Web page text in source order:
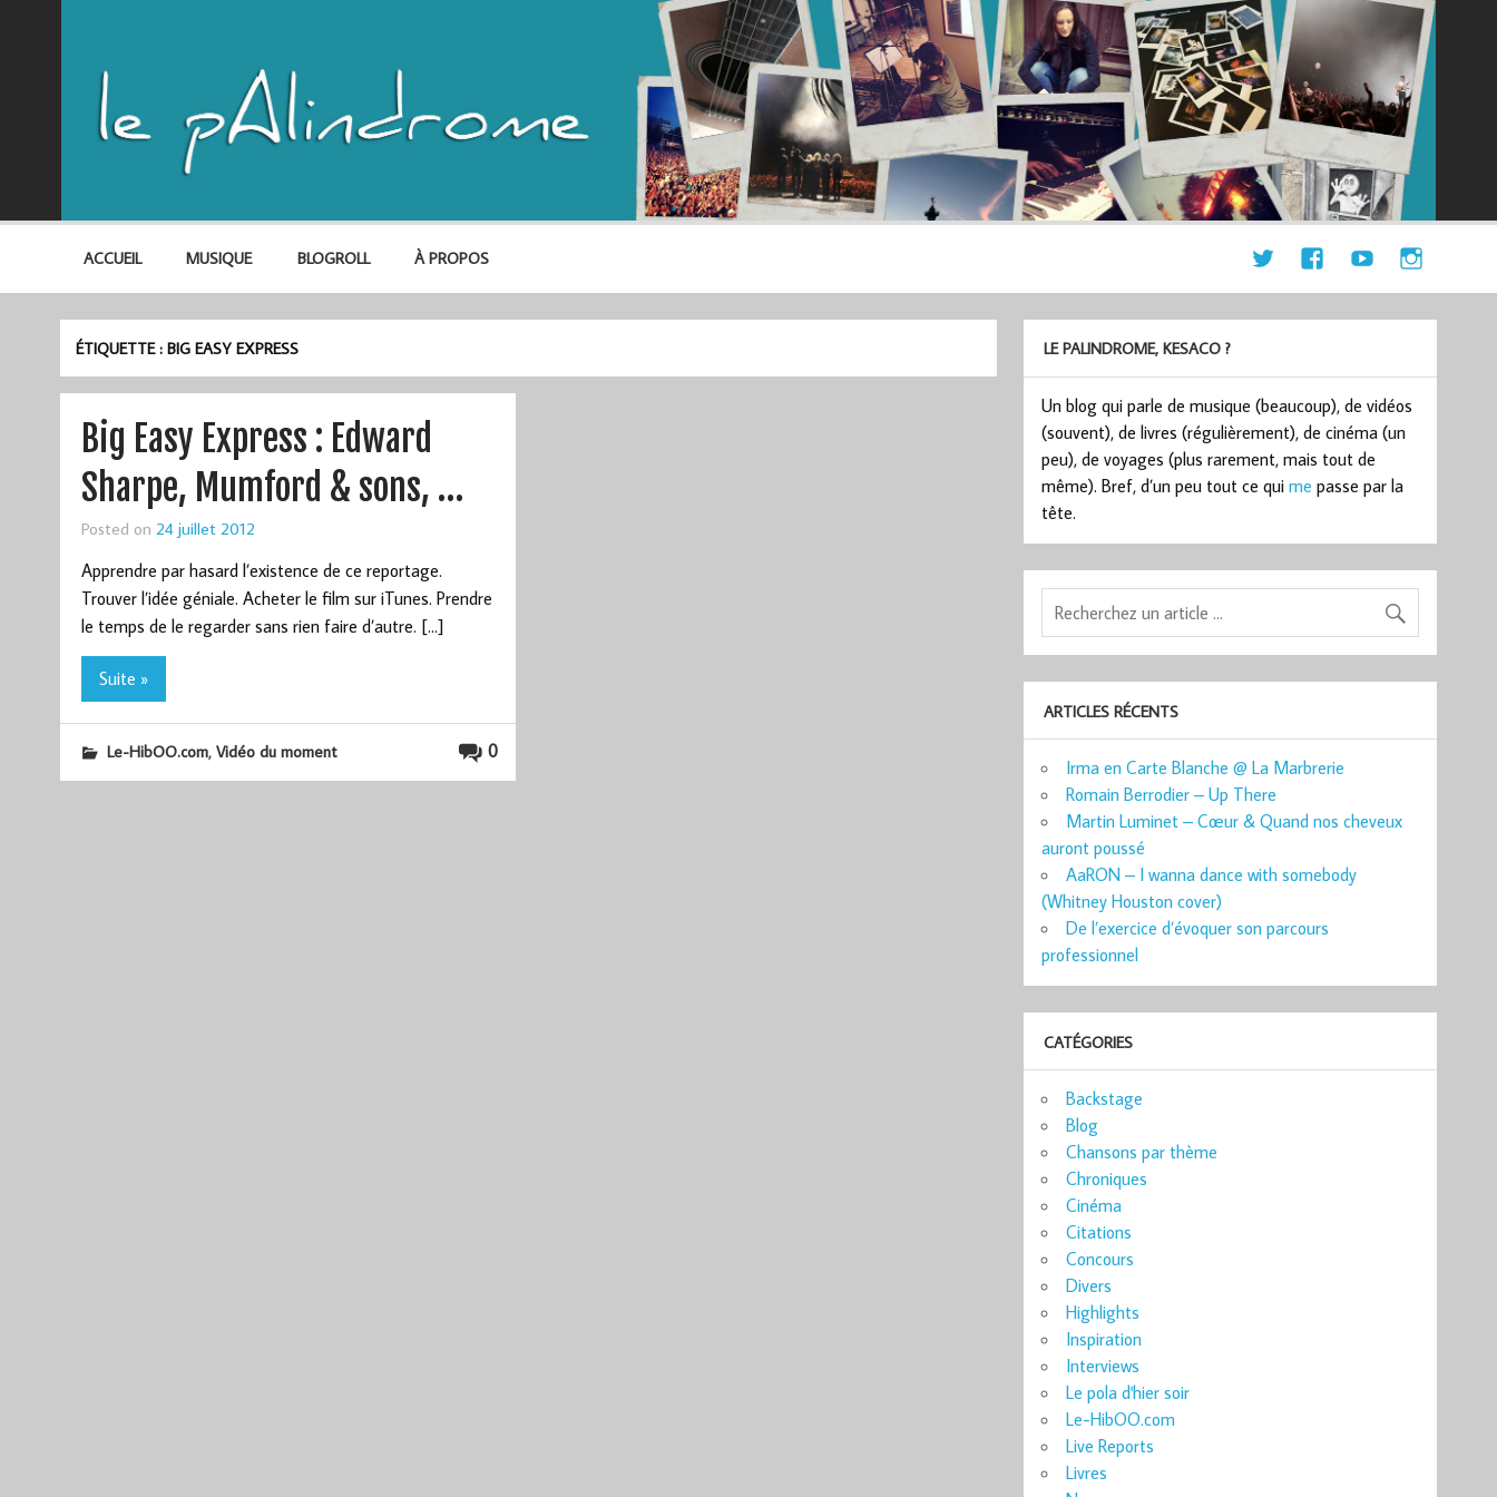
ACCUEIL MUSIQUE BLOGROLL À PROPOS
ÉTIQUETTE :BIG EASY EXPRESS
Big Easy Express : Edward
Sharpe, Mumford & sons, …
Posted on 24 juillet 2012
Apprendre par hasard l’existence de ce reportage.
Trouver l’idée géniale. Acheter le film sur iTunes. Prendre
le temps de le regarder sans rien faire d’autre. […]
Suite »
0
Le-HibOO.com, Vidéo du moment
LE PALINDROME, KESACO ?
Un blog qui parle de musique (beaucoup), de vidéos
(souvent), de livres (régulièrement), de cinéma (un
peu), de voyages (plus rarement, mais tout de
même). Bref, d’un peu tout ce quime passe par la
tête.
ARTICLES RÉCENTS
Irma en Carte Blanche @ La Marbrerie
Romain Berrodier – Up There
Martin Luminet – Cœur & Quand nos cheveux
auront poussé
AaRON – I wanna dance with somebody
(Whitney Houston cover)
De l’exercice d’évoquer son parcours
professionnel
CATÉGORIES
Backstage
Blog
Chansons par thème
Chroniques
Cinéma
Citations
Concours
Divers
Highlights
Inspiration
Interviews
Le pola d'hier soir
Le-HibOO.com
Live Reports
Livres